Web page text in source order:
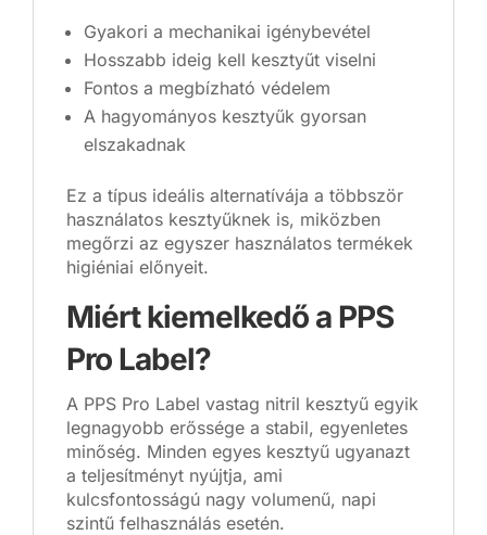
Gyakori a mechanikai igénybevétel
Hosszabb ideig kell kesztyűt viselni
Fontos a megbízható védelem
A hagyományos kesztyűk gyorsan
elszakadnak
Ez a típus ideális alternatívája a többször
használatos kesztyűknek is, miközben
megőrzi az egyszer használatos termékek
higiéniai előnyeit.
Miért kiemelkedő a PPS
Pro Label?
A PPS Pro Label vastag nitril kesztyű egyik
legnagyobb erőssége a stabil, egyenletes
minőség. Minden egyes kesztyű ugyanazt
a teljesítményt nyújtja, ami
kulcsfontosságú nagy volumenű, napi
szintű felhasználás esetén.